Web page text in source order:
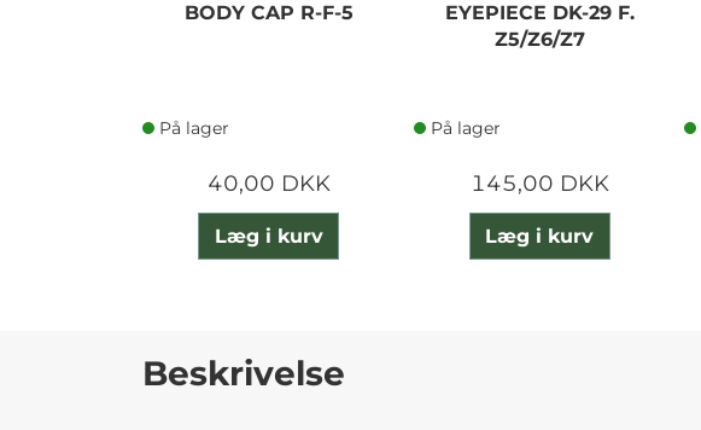
BODY CAP R-F-5
På lager
40,00 DKK
Læg i kurv
EYEPIECE DK-29 F.
Z5/Z6/Z7
På lager
145,00 DKK
Læg i kurv
Beskrivelse